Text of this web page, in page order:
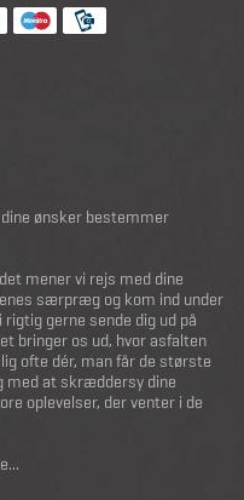
ønsker bestemmer
mener vi rejs med dine
særpræg og kom ind under
gerne sende dig ud på
bringer os ud, hvor asfalten
ofte dér, man får de største
med at skræddersy dine
oplevelser, der venter i de